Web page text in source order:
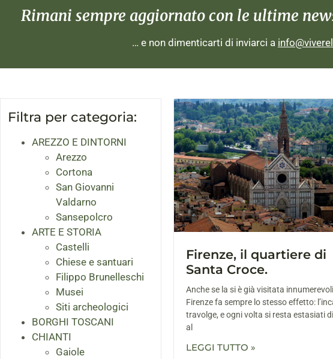
Rimani sempre aggiornato con le ultime
… e non dimenticarti di inviarci a
Filtra per categoria:
AREZZO E DINTORNI
Arezzo
Cortona
San Giovanni
Valdarno
Sansepolcro
ARTE E STORIA
Castelli
Chiese e santuari
Filippo Brunelleschi
Musei
Siti archeologici
BORGHI TOSCANI
CHIANTI
Gaiole
Firenze, il quartiere di
Santa Croce.
Anche se la si è già visitata
Firenze fa sempre lo stesso effetto:
travolge, e ogni volta si resta estasiati
al
LEGGI TUTTO »